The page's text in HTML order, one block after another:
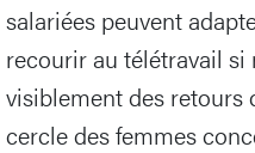
salariées peuvent
recourir au télétravail si
visiblement des retours
cercle des femmes